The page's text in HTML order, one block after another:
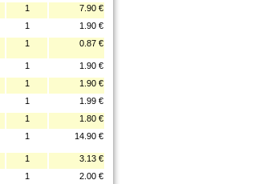
1
7.90 €
1
1.90 €
1 0.87 €
1
1.90 €
1
1.90 €
1
1.99 €
1
1.80 €
1 14.90 €
1
3.13 €
1 2.00 €